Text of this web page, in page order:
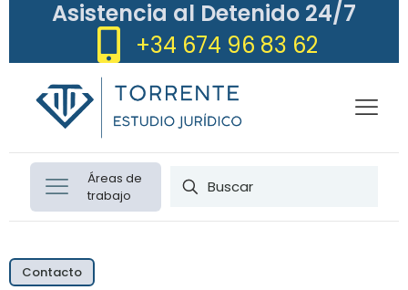
Asistencia al Detenido 24/7
+34 674 96 83 62
Áreas de
trabajo
Contacto